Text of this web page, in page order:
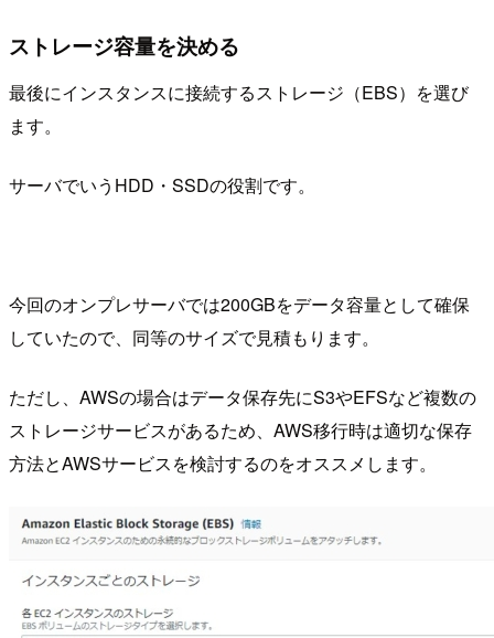
ストレージ容量を決める
最後にインスタンスに接続するストレージ（EBS）を選び
ます。
サーバでいうHDD・SSDの役割です。
今回のオンプレサーバでは200GBをデータ容量として確保
していたので、同等のサイズで見積もります。
ただし、AWSの場合はデータ保存先にS3やEFSなど複数の
ストレージサービスがあるため、AWS移行時は適切な保存
方法とAWSサービスを検討するのをオススメします。